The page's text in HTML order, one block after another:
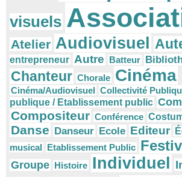
visuels
Atelier Audiovisuel
entrepreneur Autre Batteur
Chanteur Chorale Cinéma
Cinéma/Audiovisuel Collectivité
publique / Etablissement public
Compositeur Conférence
Danse Danseur Ecole Editeur
musical Etablissement Public
Groupe Histoire Individuel